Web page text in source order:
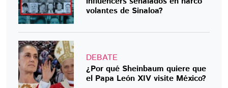
volantes de Sinaloa?
DEBATE
¿Por qué Sheinbaum quiere que
el Papa León XIV visite México?